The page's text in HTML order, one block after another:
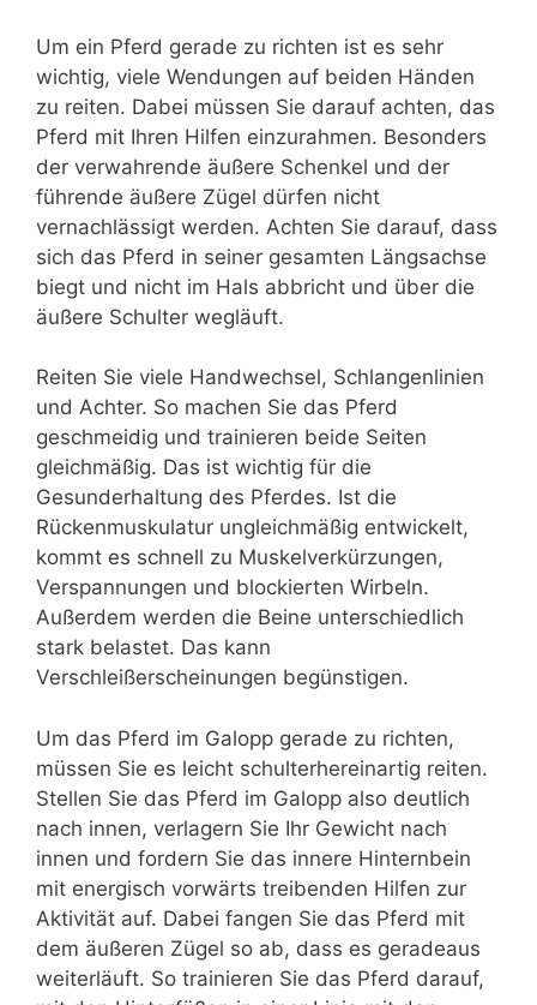
Um ein Pferd gerade zu richten ist es sehr
wichtig, viele Wendungen auf beiden Händen
zu reiten. Dabei müssen Sie darauf achten, das
Pferd mit Ihren Hilfen einzurahmen. Besonders
der verwahrende äußere Schenkel und der
führende äußere Zügel dürfen nicht
vernachlässigt werden. Achten Sie darauf, dass
sich das Pferd in seiner gesamten Längsachse
biegt und nicht im Hals abbricht und über die
äußere Schulter wegläuft.
Reiten Sie viele Handwechsel, Schlangenlinien
und Achter. So machen Sie das Pferd
geschmeidig und trainieren beide Seiten
gleichmäßig. Das ist wichtig für die
Gesunderhaltung des Pferdes. Ist die
Rückenmuskulatur ungleichmäßig entwickelt,
kommt es schnell zu Muskelverkürzungen,
Verspannungen und blockierten Wirbeln.
Außerdem werden die Beine unterschiedlich
stark belastet. Das kann
Verschleißerscheinungen begünstigen.
Um das Pferd im Galopp gerade zu richten,
müssen Sie es leicht schulterhereinartig reiten.
Stellen Sie das Pferd im Galopp also deutlich
nach innen, verlagern Sie Ihr Gewicht nach
innen und fordern Sie das innere Hinternbein
mit energisch vorwärts treibenden Hilfen zur
Aktivität auf. Dabei fangen Sie das Pferd mit
dem äußeren Zügel so ab, dass es geradeaus
weiterläuft. So trainieren Sie das Pferd darauf,